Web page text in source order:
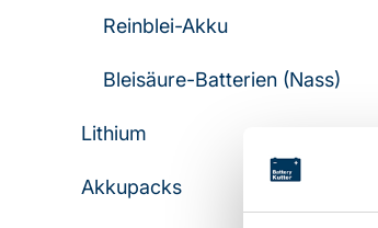
Reinblei-Akku
Bleisäure-Batterien (Nass)
Lithium
Akkupacks